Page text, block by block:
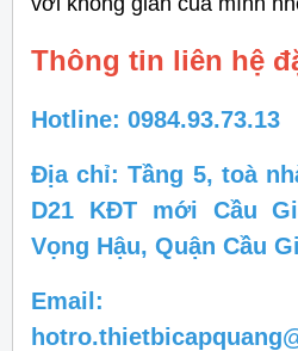
Thông tin liên hệ
Hotline: 0984.93.73.13
Địa chỉ: Tầng 5, toà
D21 KĐT mới Cầu
Vọng Hậu, Quận Cầu
Email: